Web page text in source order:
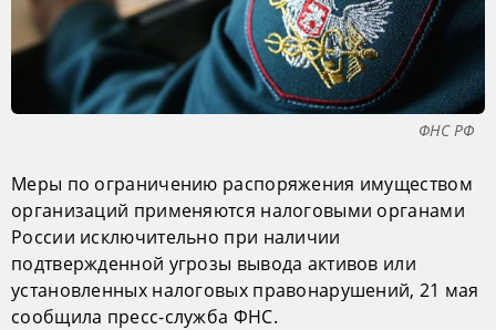
ФНС РФ
Меры по ограничению распоряжения имуществом
организаций применяются налоговыми органами
России исключительно при наличии
подтвержденной угрозы вывода активов или
установленных налоговых правонарушений, 21 мая
сообщила пресс-служба ФНС.